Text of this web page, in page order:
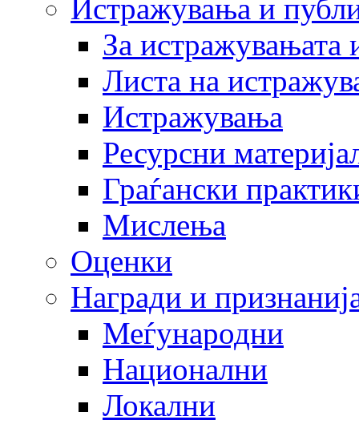
Истражувања и
За истражувањата
Листа на
Истражувања
Ресурсни
Граѓански
Мислења
Оценки
Награди и
Меѓународни
Национални
Локални